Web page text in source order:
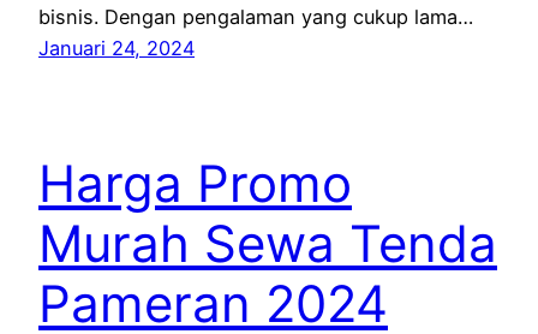
bisnis. Dengan pengalaman yang cukup lama…
Januari 24, 2024
Harga Promo
Murah Sewa Tenda
Pameran 2024